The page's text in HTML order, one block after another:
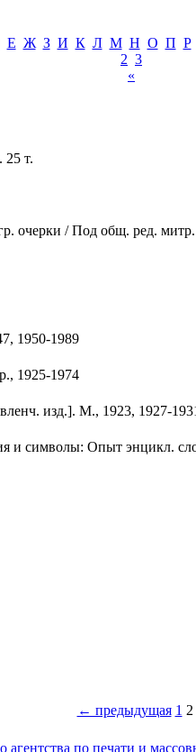
Е Ж З И К Л М Н О П Р
2 3
«
т.
очерки / Под общ. ред.
1950-1989
1925-1974
изд.]. М., 1923, 1927-
и символы: Опыт энцикл.
← предыдущая 1 2
агентства по печати и